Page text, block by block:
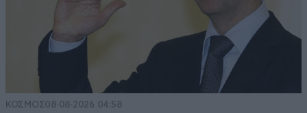
ΚΟΣΜΟΣ08·08·2026 04:58